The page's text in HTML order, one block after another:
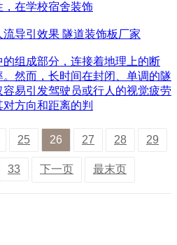
在学校宿舍装饰
导引效果 隧道装饰板厂家
组成部分，连接着地理上的断
然而，长时间在封闭、单调的隧
易引发驾驶员或行人的视觉疲劳
方向和距离的判
25 26 27 28 29
33 下一页 最末页